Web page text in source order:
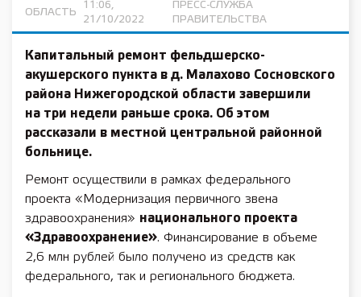
ОБЛАСТЬ
11:06,
21/10/2022
ПРЕСС-СЛУЖБА
ПРАВИТЕЛЬСТВА
Капитальный ремонт фельдшерско-
акушерского пункта в д. Малахово Сосновского
района Нижегородской области завершили
на три недели раньше срока. Об этом
рассказали в местной центральной районной
больнице.
Ремонт осуществили в рамках федерального
проекта «Модернизация первичного звена
здравоохранения» национального проекта
«Здравоохранение». Финансирование в объеме
2,6 млн рублей было получено из средств как
федерального, так и регионального бюджета.